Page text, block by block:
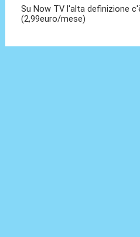
Su Now TV l'alta definizione
(2,99euro/mese)